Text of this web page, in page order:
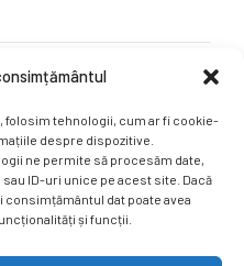
folosim tehnologii, cum ar fi cookie-
despre dispozitive.
ne permite să procesăm date,
ID-uri unice pe acest site. Dacă
dat poate avea
și funcții.